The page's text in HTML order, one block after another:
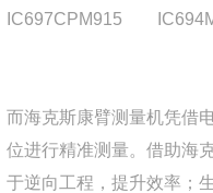
IC697CPM915
而海克斯康臂测量机凭借
位进行精准测量。借助海
于逆向工程，提升效率；